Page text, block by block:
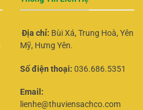
Địa chỉ: Bùi Xá, Trung Hoà, Yên
Mỹ, Hưng Yên.
Số điện thoại: 036.686.5351
Email:
lienhe@thuviensachco.com